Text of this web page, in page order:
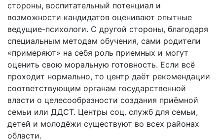
стороны, воспитательный потенциал и
возможности кандидатов оценивают опытные
ведущие-психологи. С другой стороны, благодаря
специальным методам обучения, сами родители
«примеряют» на себя роль приемных и могут
оценить свою моральную готовность. Если всё
проходит нормально, то центр даёт рекомендации
соответствующим органам государственной
власти о целесообразности создания приёмной
семьи или ДДСТ. Центры соц. служб для семьи,
детей и молодёжи существуют во всех районах
области.